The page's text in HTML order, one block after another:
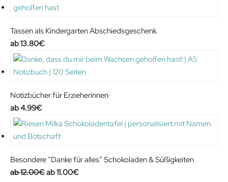
Tassen als Kindergarten Abschiedsgeschenk
13.80€
Notizbücher für Erzieherinnen
4.99€
Besondere “Danke für alles” Schokoladen & Süßigkeiten
12.00€O 11.00€C